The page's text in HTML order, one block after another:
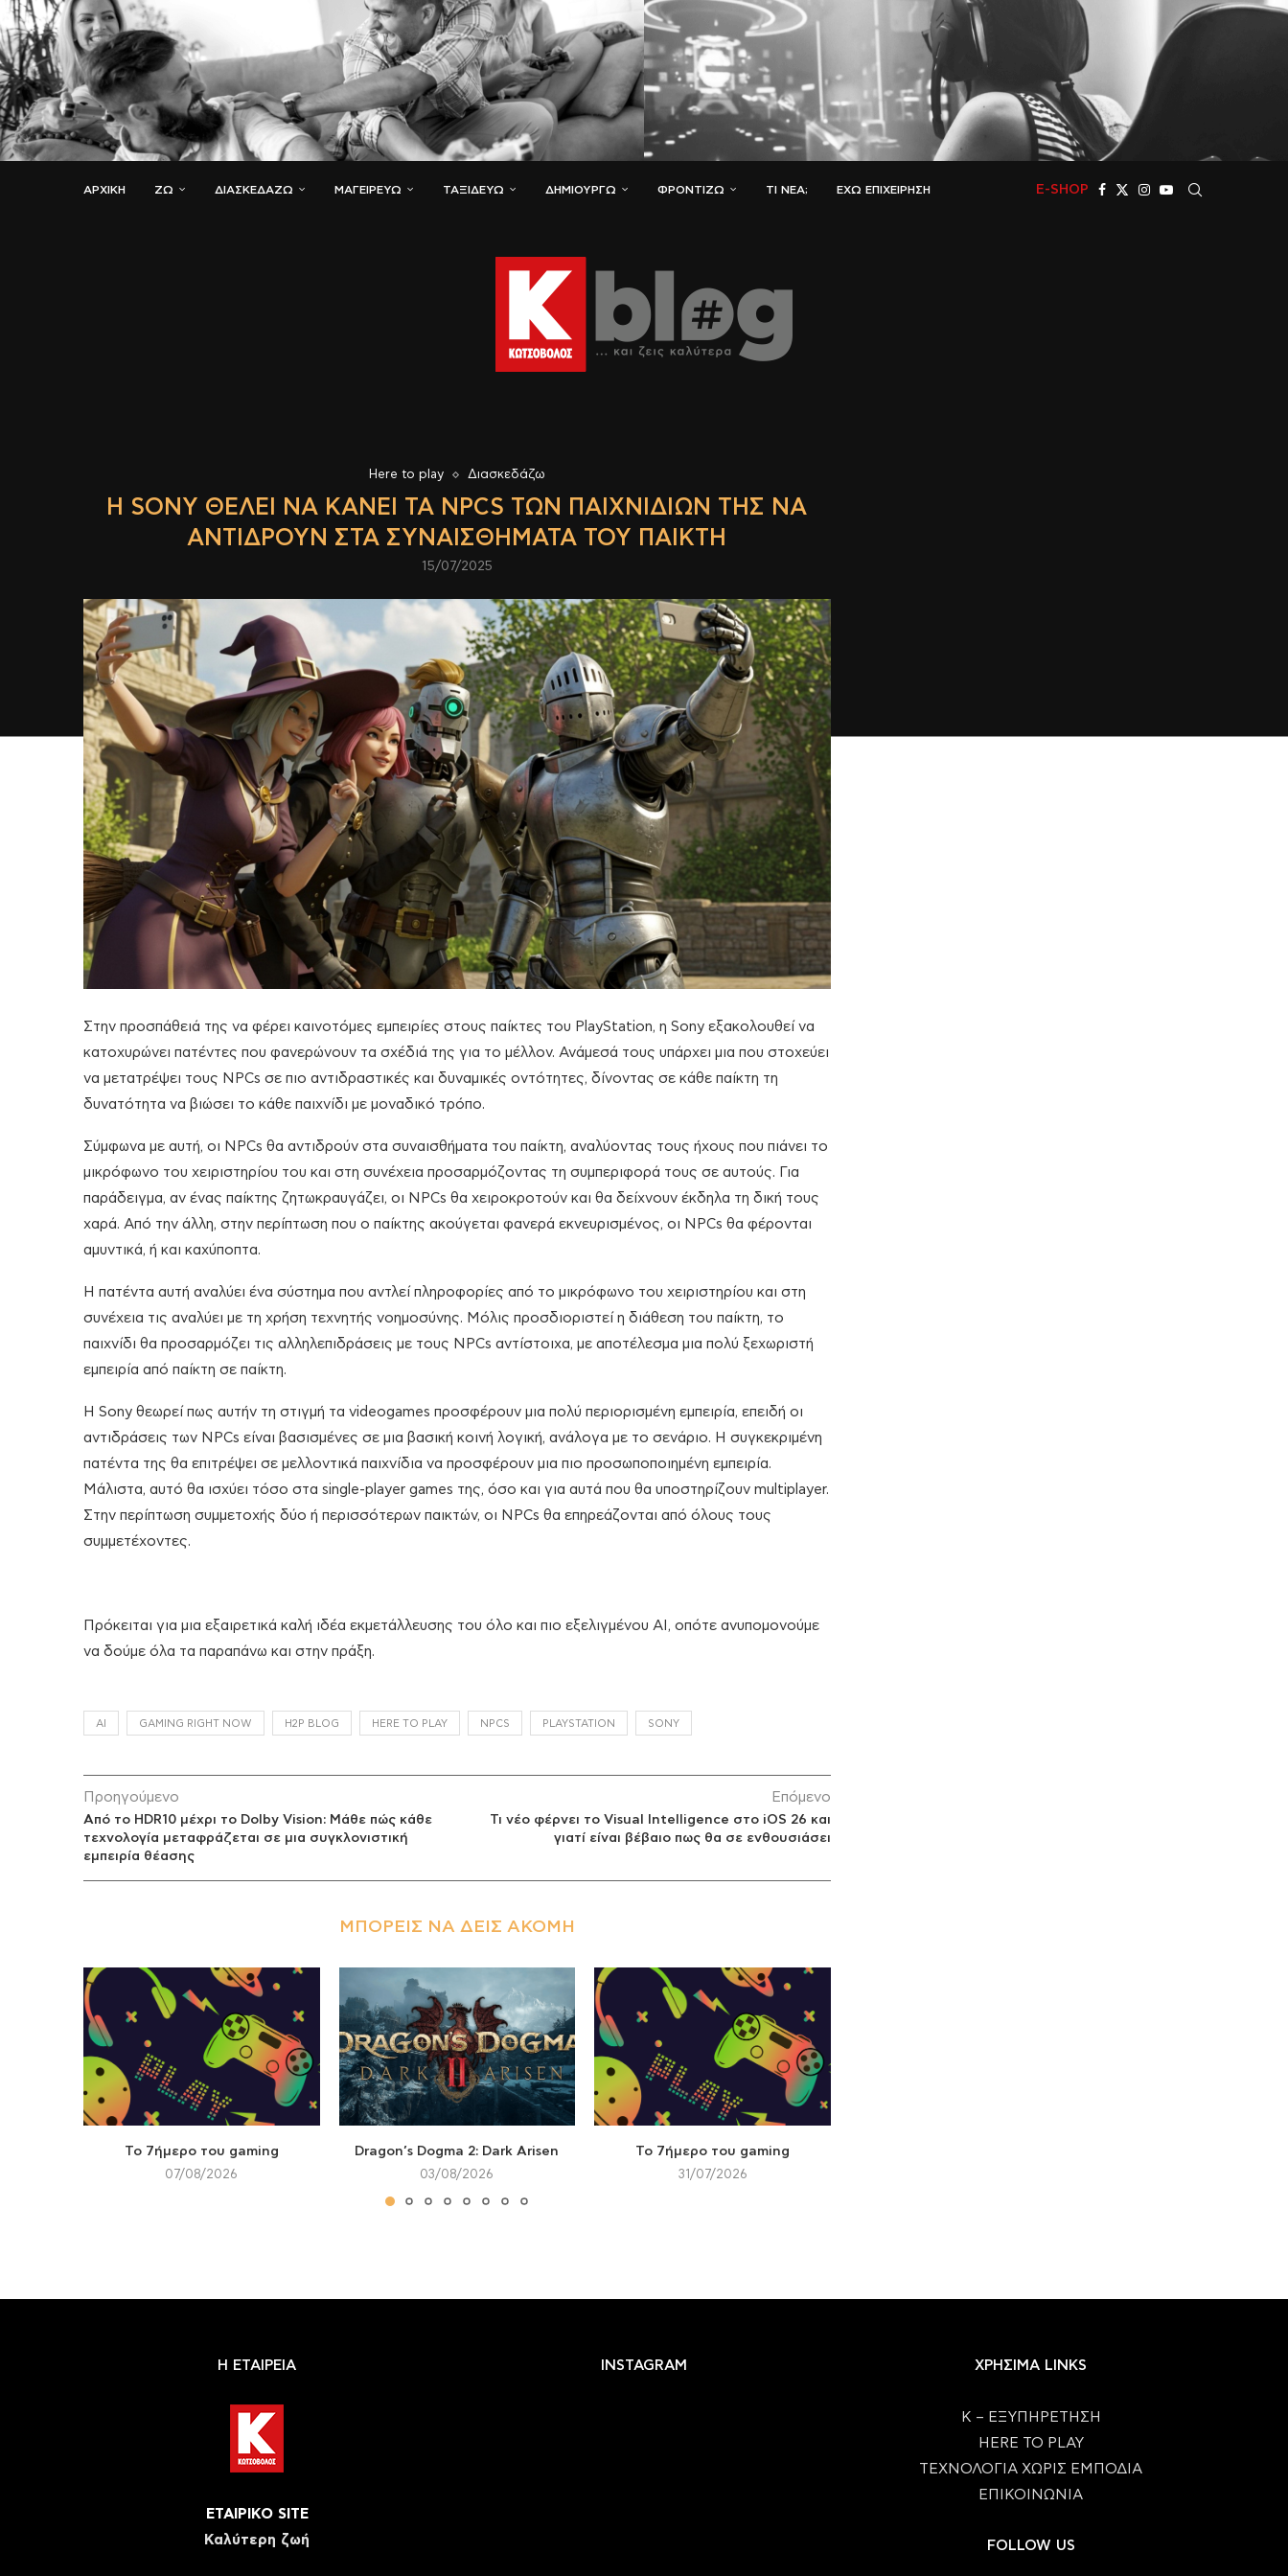
ΑΡΧΙΚΗ ΖΏ ΔΙΑΣΚΕΔΆΖΩ ΜΑΓΕΙΡΕΎΩ ΤΑΞΙΔΕΎΩ ΔΗΜΙΟΥΡΓΏ ΦΡΟΝΤΊΖΩ ΤΙ ΝΈΑ; ΈΧΩ ΕΠΙΧΕΊΡΗΣΗ E-SHOP
Here to play Διασκεδάζω
Η SONY ΘΈΛΕΙ ΝΑ ΚΆΝΕΙ ΤΑ NPCS ΤΩΝ ΠΑΙΧΝΙΔΙΏΝ ΤΗΣ ΝΑ
ΑΝΤΙΔΡΟΎΝ ΣΤΑ ΣΥΝΑΙΣΘΉΜΑΤΑ ΤΟΥ ΠΑΊΚΤΗ
15/07/2025
Στην προσπάθειά της να φέρει καινοτόμες εμπειρίες στους παίκτες του PlayStation, η Sony εξακολουθεί να
κατοχυρώνει πατέντες που φανερώνουν τα σχέδιά της για το μέλλον. Ανάμεσά τους υπάρχει μια που στοχεύει
να μετατρέψει τους NPCs σε πιο αντιδραστικές και δυναμικές οντότητες, δίνοντας σε κάθε παίκτη τη
δυνατότητα να βιώσει το κάθε παιχνίδι με μοναδικό τρόπο.
Σύμφωνα με αυτή, οι NPCs θα αντιδρούν στα συναισθήματα του παίκτη, αναλύοντας τους ήχους που πιάνει το
μικρόφωνο του χειριστηρίου του και στη συνέχεια προσαρμόζοντας τη συμπεριφορά τους σε αυτούς. Για
παράδειγμα, αν ένας παίκτης ζητωκραυγάζει, οι NPCs θα χειροκροτούν και θα δείχνουν έκδηλα τη δική τους
χαρά. Από την άλλη, στην περίπτωση που ο παίκτης ακούγεται φανερά εκνευρισμένος, οι NPCs θα φέρονται
αμυντικά, ή και καχύποπτα.
Η πατέντα αυτή αναλύει ένα σύστημα που αντλεί πληροφορίες από το μικρόφωνο του χειριστηρίου και στη
συνέχεια τις αναλύει με τη χρήση τεχνητής νοημοσύνης. Μόλις προσδιοριστεί η διάθεση του παίκτη, το
παιχνίδι θα προσαρμόζει τις αλληλεπιδράσεις με τους NPCs αντίστοιχα, με αποτέλεσμα μια πολύ ξεχωριστή
εμπειρία από παίκτη σε παίκτη.
Η Sony θεωρεί πως αυτήν τη στιγμή τα videogames προσφέρουν μια πολύ περιορισμένη εμπειρία, επειδή οι
αντιδράσεις των NPCs είναι βασισμένες σε μια βασική κοινή λογική, ανάλογα με το σενάριο. Η συγκεκριμένη
πατέντα της θα επιτρέψει σε μελλοντικά παιχνίδια να προσφέρουν μια πιο προσωποποιημένη εμπειρία.
Μάλιστα, αυτό θα ισχύει τόσο στα single-player games της, όσο και για αυτά που θα υποστηρίζουν multiplayer.
Στην περίπτωση συμμετοχής δύο ή περισσότερων παικτών, οι NPCs θα επηρεάζονται από όλους τους
συμμετέχοντες.
Πρόκειται για μια εξαιρετικά καλή ιδέα εκμετάλλευσης του όλο και πιο εξελιγμένου AI, οπότε ανυπομονούμε
να δούμε όλα τα παραπάνω και στην πράξη.
AI GAMING RIGHT NOW H2P BLOG HERE TO PLAY NPCS PLAYSTATION SONY
Προηγούμενο
Από το HDR10 μέχρι το Dolby Vision: Μάθε πώς κάθε
τεχνολογία μεταφράζεται σε μια συγκλονιστική
εμπειρία θέασης
Επόμενο
Τι νέο φέρνει το Visual Intelligence στο iOS 26 και
γιατί είναι βέβαιο πως θα σε ενθουσιάσει
ΜΠΟΡΕΊΣ ΝΑ ΔΕΙΣ ΑΚΌΜΗ
Το 7ήμερο του gaming
07/08/2026
Dragon’s Dogma 2: Dark Arisen
03/08/2026
Το 7ήμερο του gaming
31/07/2026
Η ΕΤΑΙΡΕΙΑ
ΕΤΑΙΡΙΚΟ SITE
Καλύτερη ζωή
INSTAGRAM ΧΡΗΣΙΜΑ LINKS
Κ – ΕΞΥΠΗΡΕΤΗΣΗ
HERE TO PLAY
ΤΕΧΝΟΛΟΓΙΑ ΧΩΡΙΣ ΕΜΠΟΔΙΑ
ΕΠΙΚΟΙΝΩΝΙΑ
FOLLOW US